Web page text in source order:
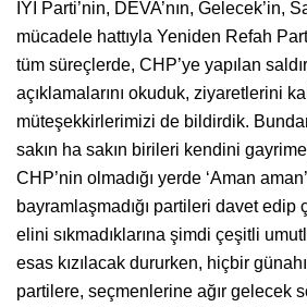
İYİ Parti’nin, DEVA’nın, Gelecek’in,
mücadele hattıyla Yeniden Refah
tüm süreçlerde, CHP’ye yapılan
açıklamalarını okuduk, ziyaretlerini
müteşekkirlerimizi de bildirdik.
sakın ha sakın birileri kendini
CHP’nin olmadığı yerde ‘Aman
bayramlaşmadığı partileri davet edip
elini sıkmadıklarına şimdi çeşitli
esas kızılacak dururken, hiçbir
partilere, seçmenlerine ağır gelecek